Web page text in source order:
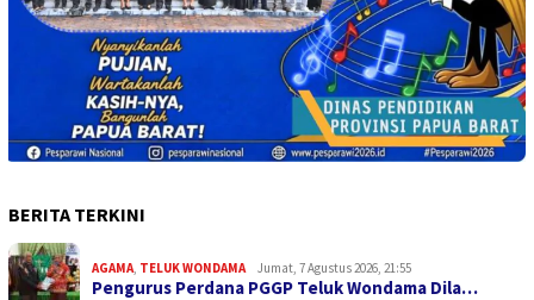
BERITA TERKINI
AGAMA, TELUK WONDAMA Jumat, 7 Agustus 2026, 21:55
Pengurus Perdana PGGP Teluk Wondama Dila…